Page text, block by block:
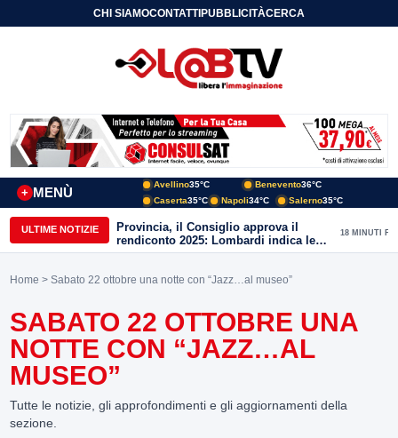
CHI SIAMOCONTATTIPUBBLICITÀCERCA
MENÙ
+
Avellino35°C Benevento36°C
Caserta35°C Napoli34°C Salerno35°C
ULTIME NOTIZIE
Provincia, il Consiglio approva il
rendiconto 2025: Lombardi indica le
priorità del nuovo mandato
18 MINUTI FA
Home > Sabato 22 ottobre una notte con “Jazz…al museo”
SABATO 22 OTTOBRE UNA
NOTTE CON “JAZZ…AL
MUSEO”
Tutte le notizie, gli approfondimenti e gli aggiornamenti della
sezione.